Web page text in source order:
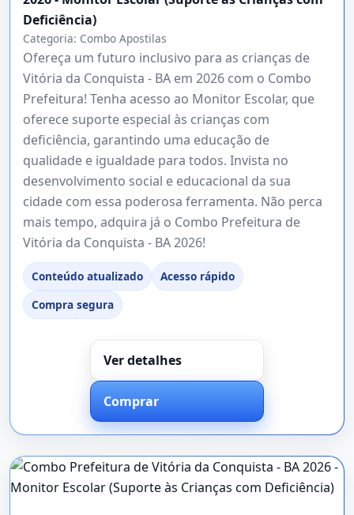
Deficiência)
Categoria: Combo Apostilas
Ofereça um futuro inclusivo para as crianças de
Vitória da Conquista - BA em 2026 com o Combo
Prefeitura! Tenha acesso ao Monitor Escolar, que
oferece suporte especial às crianças com
deficiência, garantindo uma educação de
qualidade e igualdade para todos. Invista no
desenvolvimento social e educacional da sua
cidade com essa poderosa ferramenta. Não perca
mais tempo, adquira já o Combo Prefeitura de
Vitória da Conquista - BA 2026!
Conteúdo atualizado
Acesso rápido
Compra segura
Ver detalhes
Comprar